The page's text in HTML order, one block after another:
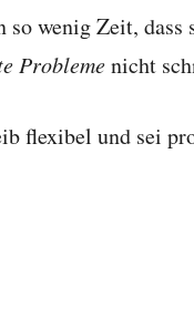
so wenig Zeit, dass
Problemenicht
flexibel und sei